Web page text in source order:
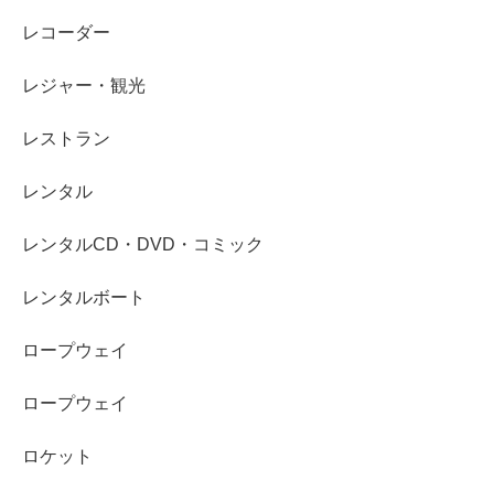
レコーダー
レジャー・観光
レストラン
レンタル
レンタルCD・DVD・コミック
レンタルボート
ロープウェイ
ロープウェイ
ロケット